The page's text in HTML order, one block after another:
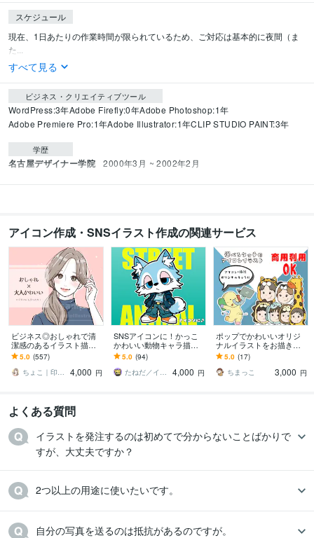
スケジュール
現在、1日あたりの作業時間が限られているため、ご対応は基本的に夜間（ま
た...
すべて見る
ビジネス・クリエイティブツール
WordPress:3年Adobe Firefly:0年Adobe Photoshop:1年
Adobe Premiere Pro:1年Adobe Illustrator:1年CLIP STUDIO PAINT:3年
学歴
名古屋デザイナー学院 2000年3月 ~ 2002年2月
アイコン作成・SNSイラスト作成の関連サービス
ビジネス◎おしゃれで清
潔感のあるイラスト描き
ます 大人かわいいアイコ
ンで信頼度UP！インス
タ・ココナラ用に
5.0 (557)
ちょこ｜印象と信頼を形にするアイコン職人
4,000 円
SNSアイコンに！かっこ
かわいい動物キャラ描き
ます ストリート系！かっ
こかわいい動物キャラ作
成｜修正無制限
5.0 (94)
たねだ／イラストレーター
4,000 円
ポップでかわいいオリジ
ナルイラストをお描きし
ます SNS・アイコン・挿
絵・動画用イラストにお
すすめ⭐︎
5.0 (17)
ちまっこ
3,000 円
よくある質問
イラストを発注するのは初めてで分からないことばかりで
すが、大丈夫ですか？
2つ以上の用途に使いたいです。
自分の写真を送るのは抵抗があるのですが。